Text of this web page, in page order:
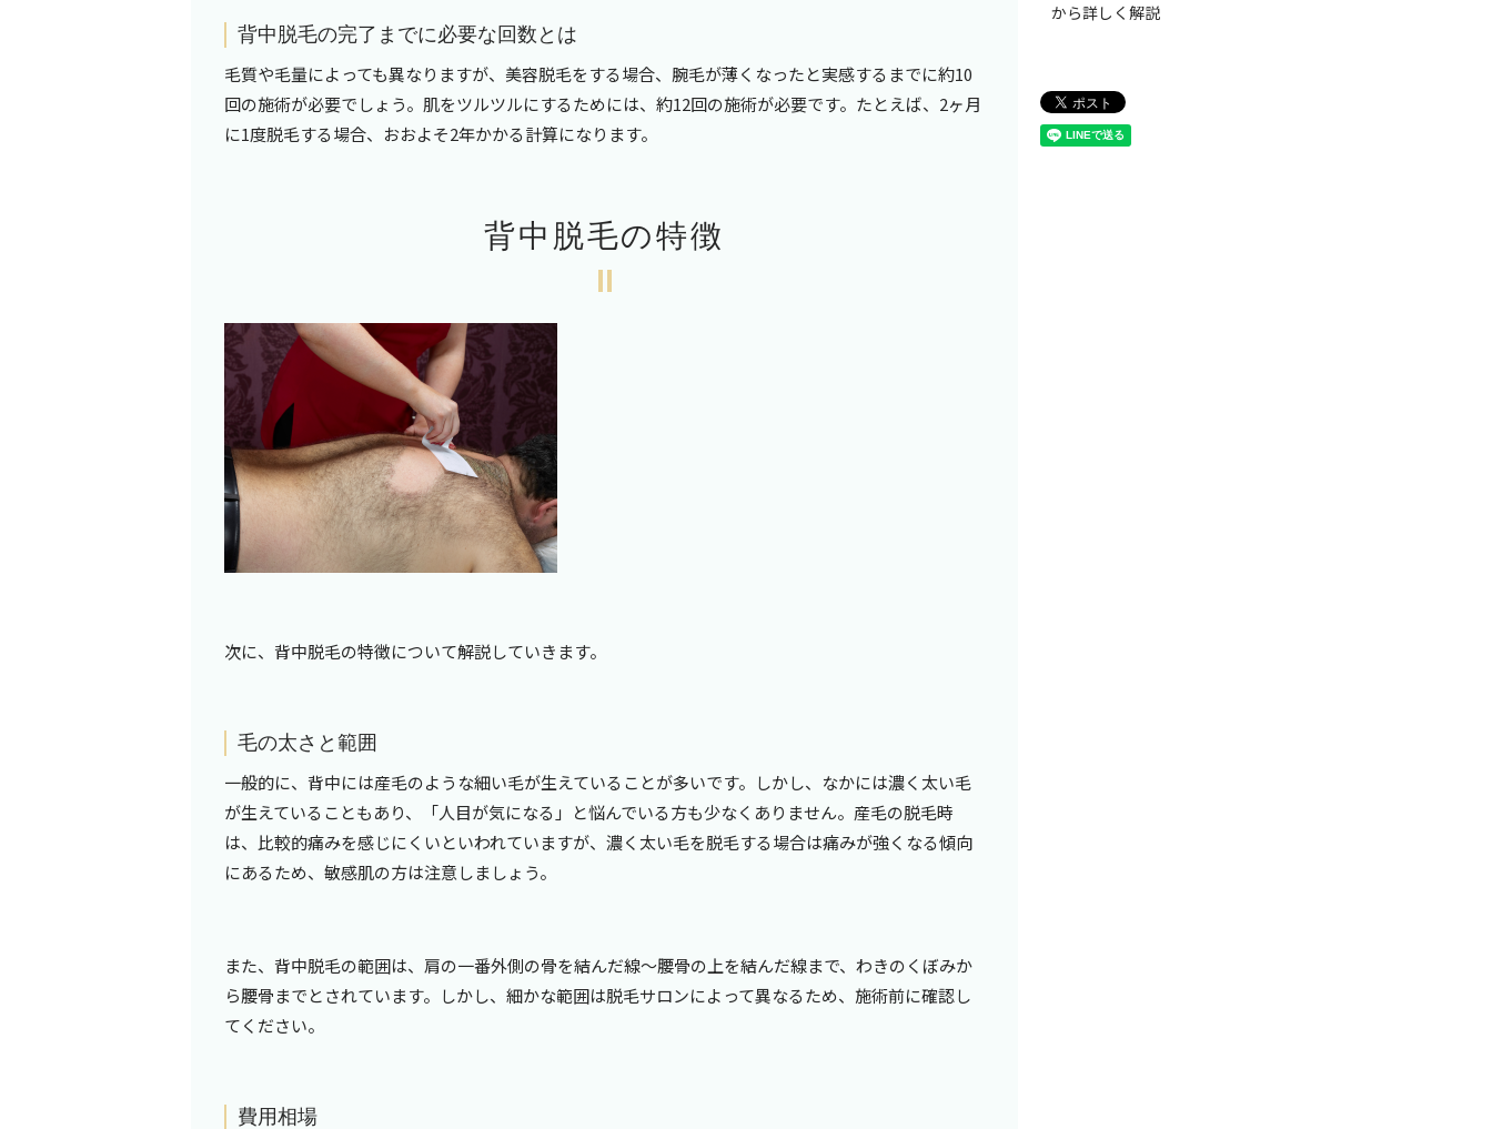
背中脱毛の完了までに必要な回数とは
毛質や毛量によっても異なりますが、美容脱毛をする場合、腕毛が薄くなったと実感するまでに約10
回の施術が必要でしょう。肌をツルツルにするためには、約12回の施術が必要です。たとえば、 2ヶ月
に1度脱毛する場合、おおよそ2年かかる計算になります。
背中脱毛の特徴
次に、背中脱毛の特徴について解説していきます。
毛の太さと範囲
一般的に、背中には産毛のような細い毛が生えていることが多いです。しかし、なかには濃く太い毛
が生えていることもあり、「人目が気になる」と悩んでいる方も少なくありません。産毛の脱毛時
は、比較的痛みを感じにくいといわれていますが、濃く太い毛を脱毛する場合は痛みが強くなる傾向
にあるため、敏感肌の方は注意しましょう。
また、背中脱毛の範囲は、肩の一番外側の骨を結んだ線～腰骨の上を結んだ線まで、わきのくぼみか
ら腰骨までとされています。しかし、細かな範囲は脱毛サロンによって異なるため、施術前に確認し
てください。
費用相場
から詳しく解説